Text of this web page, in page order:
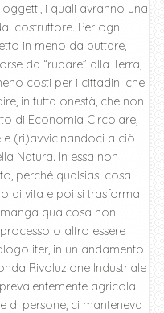
i quali avranno una
costruttore. Per ogni
in meno da buttare,
da “rubare” alla Terra,
costi per i cittadini che
in tutta onestà, che non
di Economia Circolare,
(ri)avvicinandoci a ciò
Natura. In essa non
perché qualsiasi cosa
di vita e poi si trasforma
qualcosa non
o altro essere
iter, in un andamento
Rivoluzione Industriale
agricola
di persone, ci manteneva